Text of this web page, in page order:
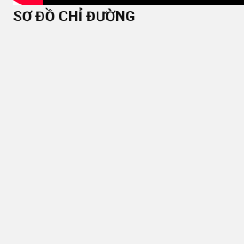
SƠ ĐỒ CHỈ ĐƯỜNG